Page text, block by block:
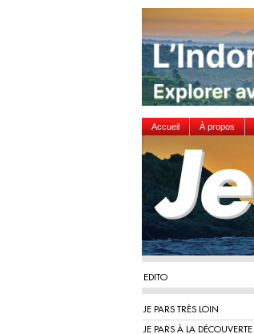
Accueil À propos
EDITO
JE PARS TRÈS LOIN
JE PARS À LA DÉCOUVERTE